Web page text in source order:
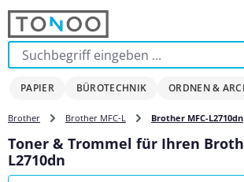
Zum Hauptinhalt springen
PAPIER BÜROTECHNIK ORDNEN &
Brother Brother MFC-L Brother MFC-L2710dn
Toner & Trommel für Ihren
L2710dn